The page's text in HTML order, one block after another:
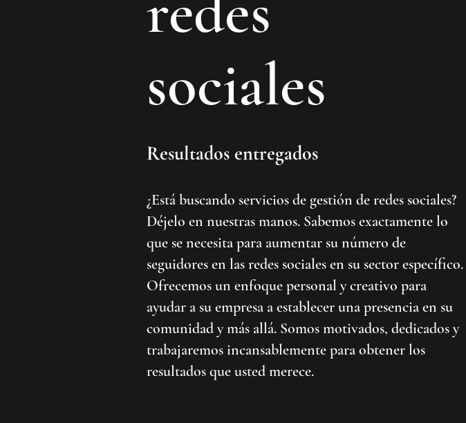
sociales
Resultados entregados
¿Está buscando servicios de gestión de redes sociales?
Déjelo en nuestras manos. Sabemos exactamente lo
que se necesita para aumentar su número de
seguidores en las redes sociales en su sector específico.
Ofrecemos un enfoque personal y creativo para
ayudar a su empresa a establecer una presencia en su
comunidad y más allá. Somos motivados, dedicados y
trabajaremos incansablemente para obtener los
resultados que usted merece.